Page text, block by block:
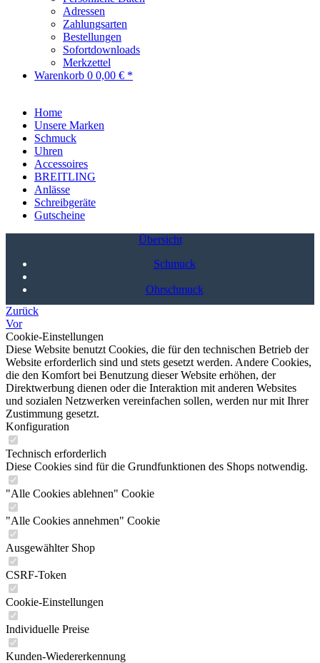
Adressen
Zahlungsarten
Bestellungen
Sofortdownloads
Merkzettel
Warenkorb 0 0,00 € *
Home
Unsere Marken
Schmuck
Uhren
Accessoires
BREITLING
Anlässe
Schreibgeräte
Gutscheine
Übersicht
Schmuck
Ohrschmuck
Zurück
Vor
Cookie-Einstellungen
Diese Website benutzt Cookies, die für den technischen Betrieb der
Website erforderlich sind und stets gesetzt werden. Andere Cookies,
die den Komfort bei Benutzung dieser Website erhöhen, der
Direktwerbung dienen oder die Interaktion mit anderen Websites
und sozialen Netzwerken vereinfachen sollen, werden nur mit Ihrer
Zustimmung gesetzt.
Konfiguration
Technisch erforderlich
Diese Cookies sind für die Grundfunktionen des Shops notwendig.
"Alle Cookies ablehnen" Cookie
"Alle Cookies annehmen" Cookie
Ausgewählter Shop
CSRF-Token
Cookie-Einstellungen
Individuelle Preise
Kunden-Wiedererkennung